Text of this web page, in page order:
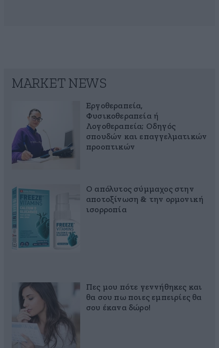
MARKET NEWS
Εργοθεραπεία,
Φυσικοθεραπεία ή
Λογοθεραπεία; Οδηγός
σπουδών και επαγγελματικών
προοπτικών
Ο απόλυτος σύμμαχος στην
αποτοξίνωση & την ορμονική
ισορροπία
Πες μου πότε γεννήθηκες και
θα σου πω ποιες εμπειρίες θα
σου έκανα δώρο!